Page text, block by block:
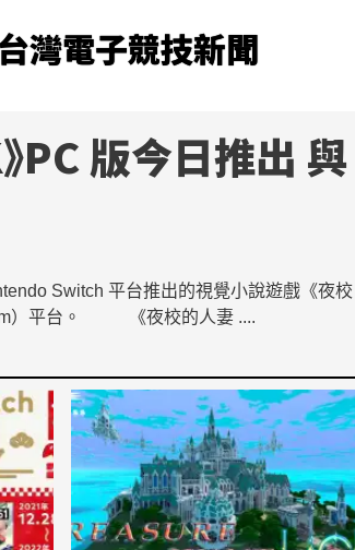
台灣電子競技新聞
PC 版今日推出 與
Switch 平台推出的視覺小說遊戲《夜校
）平台。 《夜校的人妻 ....